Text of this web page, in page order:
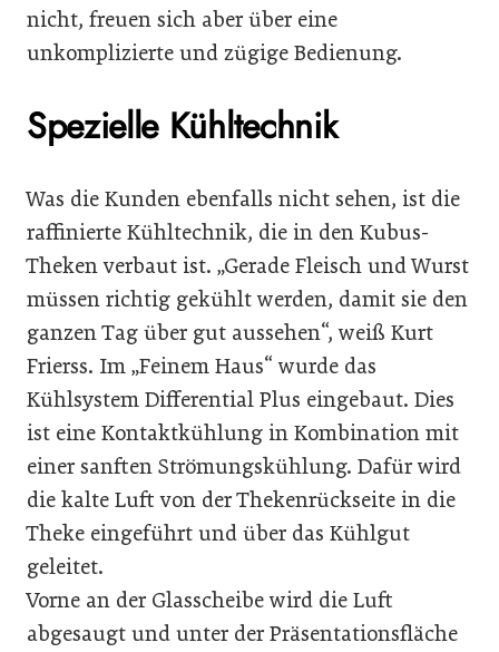
nicht, freuen sich aber über eine
unkomplizierte und zügige Bedienung.
Spezielle Kühltechnik
Was die Kunden ebenfalls nicht sehen, ist die
raffinierte Kühltechnik, die in den Kubus-
Theken verbaut ist. „Gerade Fleisch und Wurst
müssen richtig gekühlt werden, damit sie den
ganzen Tag über gut aussehen“, weiß Kurt
Frierss. Im „Feinem Haus“ wurde das
Kühlsystem Differential Plus eingebaut. Dies
ist eine Kontaktkühlung in Kombination mit
einer sanften Strömungskühlung. Dafür wird
die kalte Luft von der Thekenrückseite in die
Theke eingeführt und über das Kühlgut
geleitet.
Vorne an der Glasscheibe wird die Luft
abgesaugt und unter der Präsentationsfläche